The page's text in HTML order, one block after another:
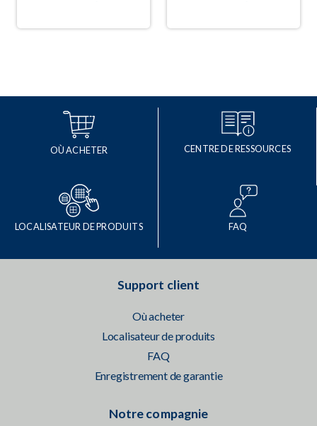
OÙ ACHETER CENTRE DE RESSOURCES
LOCALISATEUR DE PRODUITS FAQ
Support client
Où acheter
Localisateur de produits
FAQ
Enregistrement de garantie
Notre compagnie